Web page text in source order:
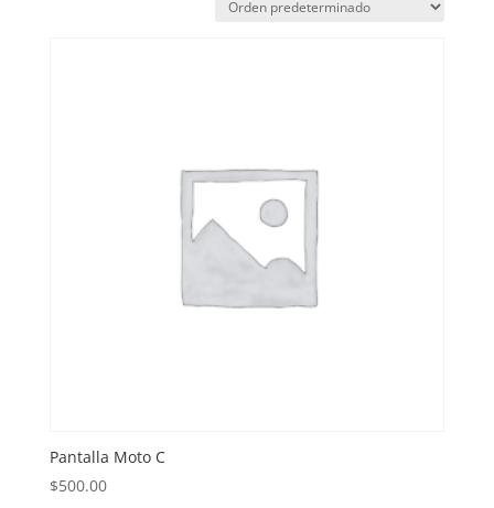
Pantalla Moto C
$500.00